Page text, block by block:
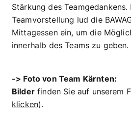
Stärkung des
Teamvorstellung lud die
Mittagessen ein, um die
innerhalb des Teams zu geben.
-> Foto von Team Kärnten:
Bilderfinden Sie auf unserem
klicken).